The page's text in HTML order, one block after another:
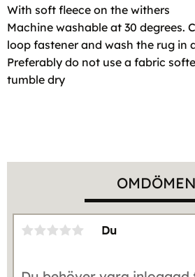
With soft fleece on the withers
Machine washable at 30 degrees.
loop fastener and wash the rug in
Preferably do not use a fabric
tumble dry
OMDÖMEN
Du